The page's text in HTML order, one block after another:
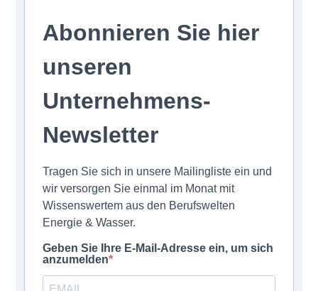
Abonnieren Sie hier
unseren
Unternehmens-
Newsletter
Tragen Sie sich in unsere Mailingliste ein und
wir versorgen Sie einmal im Monat mit
Wissenswertem aus den Berufswelten
Energie & Wasser.
Geben Sie Ihre E-Mail-Adresse ein, um sich
anzumelden